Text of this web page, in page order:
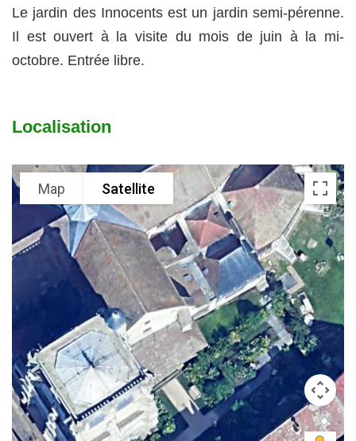
Le jardin des Innocents est un jardin semi-pérenne.
Il est ouvert à la visite du mois de juin à la mi-
octobre. Entrée libre.
Localisation
Map Satellite